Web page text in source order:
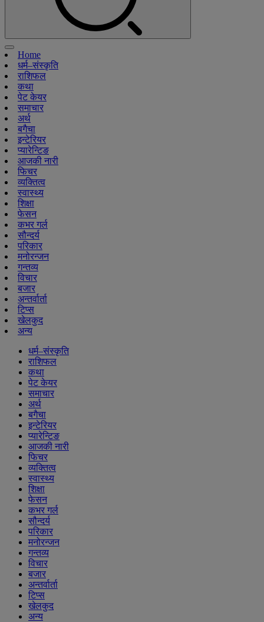
Home
धर्म–संस्कृति
राशिफल
कथा
पेट केयर
समाचार
अर्थ
बगैचा
इन्टेरियर
प्यारेन्टिङ
आजकी नारी
फिचर
व्यक्तित्व
स्वास्थ्य
शिक्षा
फेसन
कभर गर्ल
सौन्दर्य
परिकार
मनोरन्जन
गन्तव्य
विचार
बजार
अन्तर्वार्ता
टिप्स
खेलकुद
अन्य
धर्म–संस्कृति
राशिफल
कथा
पेट केयर
समाचार
अर्थ
बगैचा
इन्टेरियर
प्यारेन्टिङ
आजकी नारी
फिचर
व्यक्तित्व
स्वास्थ्य
शिक्षा
फेसन
कभर गर्ल
सौन्दर्य
परिकार
मनोरन्जन
गन्तव्य
विचार
बजार
अन्तर्वार्ता
टिप्स
खेलकुद
अन्य